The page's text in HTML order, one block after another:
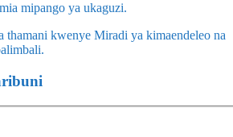
mipango ya ukaguzi.
thamani kwenye Miradi ya kimaendeleo na